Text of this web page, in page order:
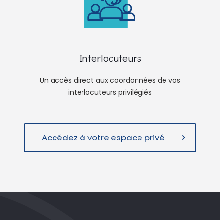
Interlocuteurs
Un accès direct aux coordonnées de vos
interlocuteurs privilégiés
Accédez à votre espace privé